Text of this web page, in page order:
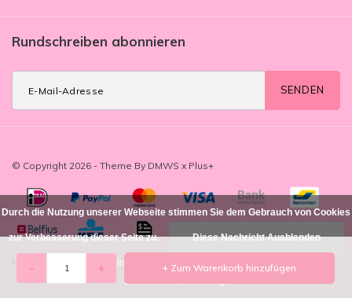
- + + Zum Warenkorb hinzufügen
Rundschreiben abonnieren
SENDEN
© Copyright 2026 - Theme By DMWS x Plus+
beoordelingen op
Durch die Nutzung unserer Webseite stimmen Sie dem Gebrauch von Cookies
zur Verbesserung dieser Seite zu. Diese Nachricht Ausblenden
Für weitere Informationen beachten Sie bitte unsere
Datenschutzerklärung. »